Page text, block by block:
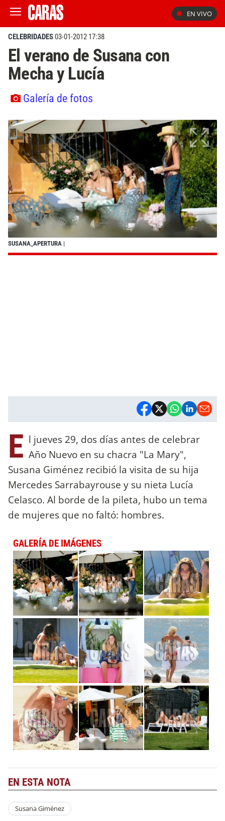
EN VIVO
CELEBRIDADES03-01-2012 17:38
El verano de Susana con
Mecha y Lucía
Galería de fotos
SUSANA_APERTURA |
E l jueves 29, dos días antes de celebrar
Año Nuevo en su chacra "La Mary",
Susana Giménez recibió la visita de su hija
Mercedes Sarrabayrouse y su nieta Lucía
Celasco. Al borde de la pileta, hubo un tema
de mujeres que no faltó: hombres.
GALERÍA DE IMÁGENES
EN ESTA NOTA
Susana Giménez